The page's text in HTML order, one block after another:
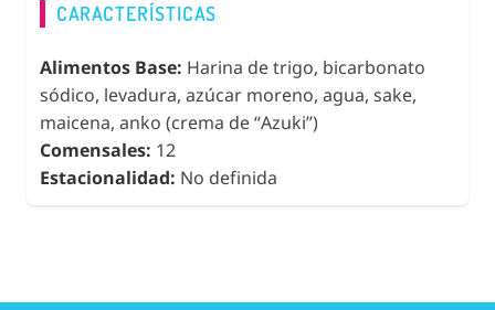
CARACTERÍSTICAS
Alimentos Base: Harina de trigo, bicarbonato
sódico, levadura, azúcar moreno, agua, sake,
maicena, anko (crema de “Azuki”)
Comensales: 12
Estacionalidad: No definida